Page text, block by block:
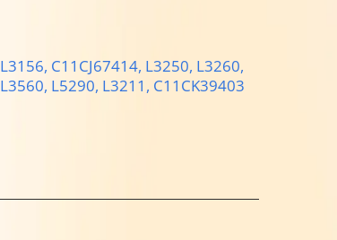
L3156, C11CJ67414, L3250, L3260,
L3560, L5290, L3211, C11CK39403